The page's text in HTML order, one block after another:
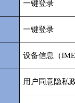
一键登录
一键登录
设备信息（
用户同意隐私